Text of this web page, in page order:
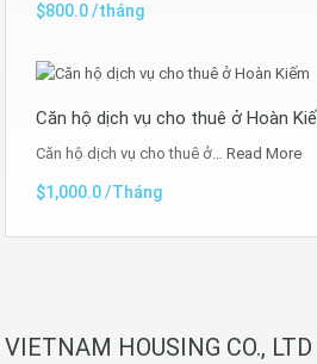
$800.0 /tháng
Căn hộ dịch vụ cho thuê ở Hoàn
Căn hộ dịch vụ cho thuê ở… Read More
$1,000.0 /Tháng
VIETNAM HOUSING CO., LTD